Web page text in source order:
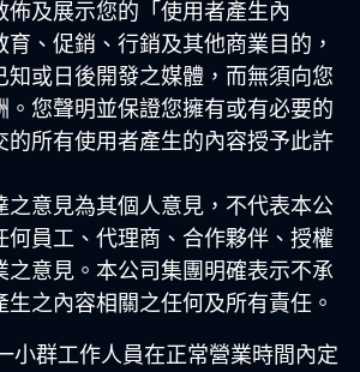
佈及展示您的「使用者產生內
育、促銷、行銷及其他商業目的，
知或日後開發之媒體，而無須向您
。您聲明並保證您擁有或有必要的
的所有使用者產生的內容授予此許
之意見為其個人意見，不代表本公
何員工、代理商、合作夥伴、授權
之意見。本公司集團明確表示不承
生之內容相關之任何及所有責任。
小群工作人員在正常營業時間內定